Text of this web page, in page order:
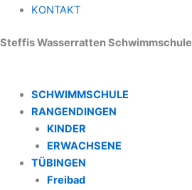
KONTAKT
Steffis Wasserratten Schwimmschule
SCHWIMMSCHULE
RANGENDINGEN
KINDER
ERWACHSENE
TÜBINGEN
Freibad